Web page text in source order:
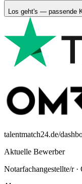
Los geht's — passende
talentmatch24.de/
Aktuelle Bewerber
Notarfachangestellte/r·